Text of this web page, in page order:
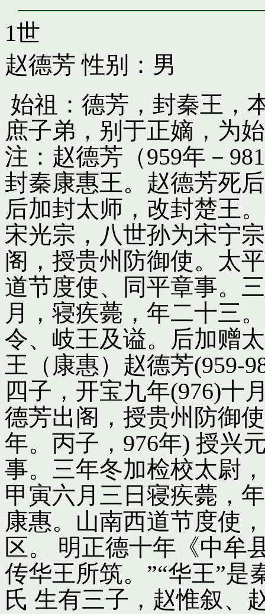
1世
赵德芳 性别：男
始祖：德芳，封秦王，
庶子弟，别于正嫡，为
注：赵德芳（959年－
封秦康惠王。赵德芳死
后加封太师，改封楚王
宋光宗，八世孙为宋宁
阁，授贵州防御使。太
道节度使、同平章事。
月，寝疾薨，年二十三
令、岐王及谥。后加赠
王（康惠）赵德芳(959-
四子，开宝九年(976)十
德芳出阁，授贵州防御
年。丙子，976年) 授兴
事。三年冬加检校太尉
甲寅六月三日寝疾薨，
康惠。山南西道节度使
区。 明正德十年《中牟
传华王所筑。”“华王”是
氏 生有三子，赵惟叙、